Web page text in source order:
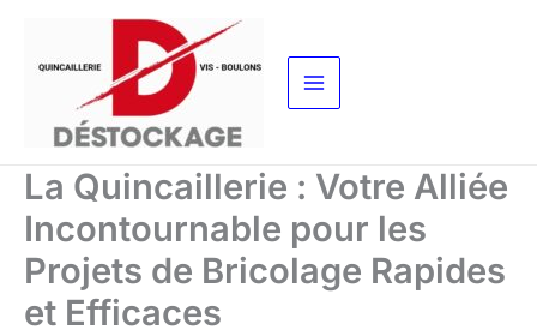
contenu
La Quincaillerie : Votre Alliée
Incontournable pour les
Projets de Bricolage Rapides
et Efficaces